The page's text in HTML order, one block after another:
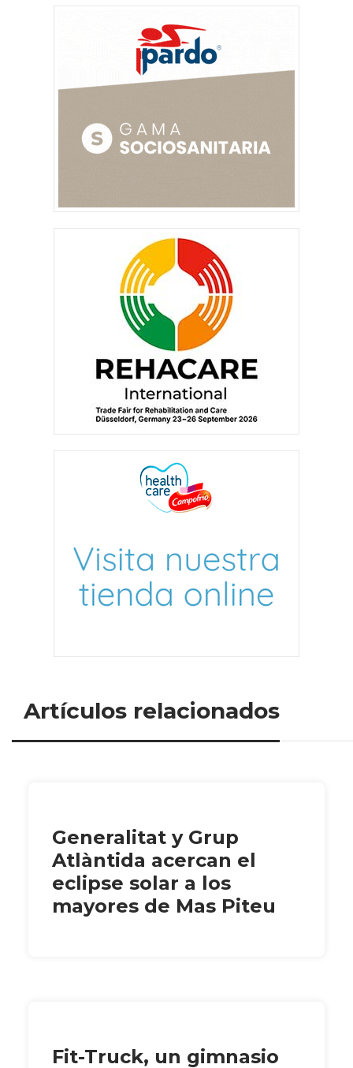
Artículos relacionados
Generalitat y Grup
Atlàntida acercan el
eclipse solar a los
mayores de Mas Piteu
Fit-Truck, un gimnasio